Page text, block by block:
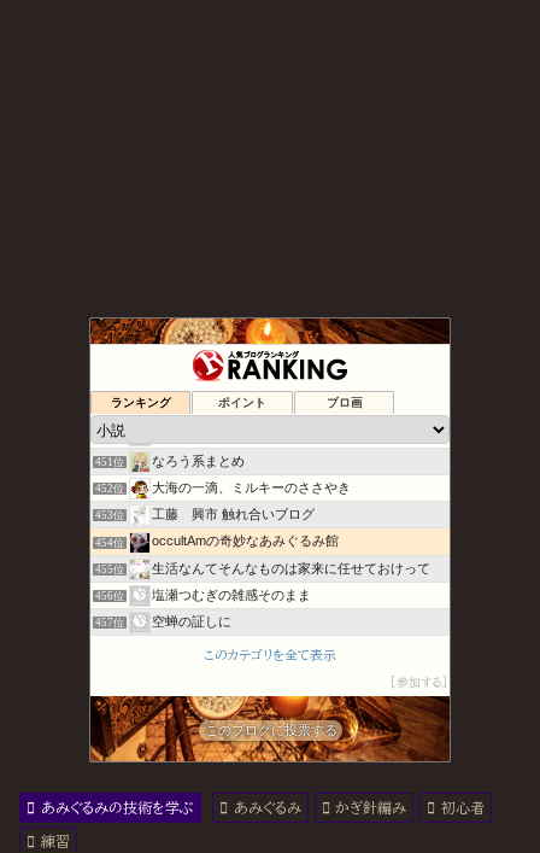
ランキング ポイント ブロ画
motor diary
Hyggeligt 見て聴いて読んで描くよ
449位 らしくもないぜ（野球中心の日記）
450位
451位 なろう系まとめ
452位 大海の一滴、ミルキーのささやき
453位 工藤 興市 触れ合いブログ
454位 occultAmの奇妙なあみぐるみ館
455位 生活なんてそんなものは家来に任せておけって
456位 塩瀬つむぎの雑感そのまま
457位 空蝉の証しに
あーるレビュー
460位 BL本・BLCD〜本日発売！BL情報局
461位 トルネード一門メディテーションセンター
このカテゴリを全て表示
参加する
このブログに投票する
あみぐるみの技術を学ぶ あみぐるみ かぎ針編み 初心者
練習